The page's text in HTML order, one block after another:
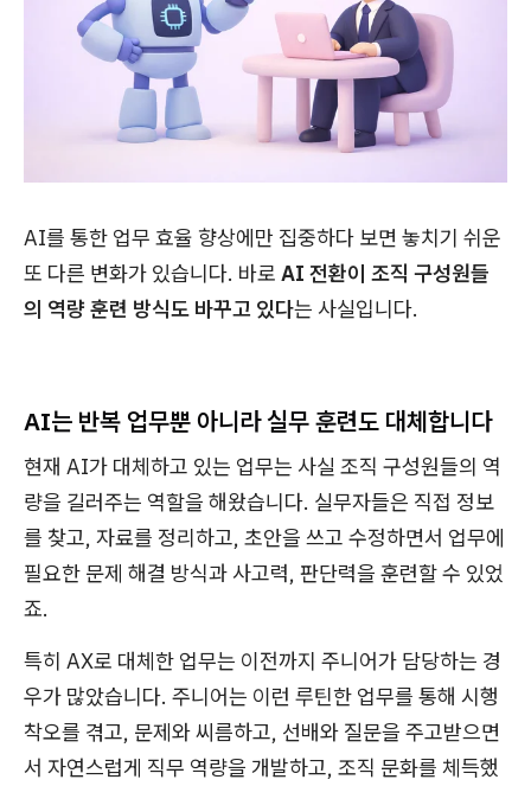
AI를 통한 업무 효율 향상에만 집중하다 보면 놓치기 쉬운
또 다른 변화가 있습니다. 바로 AI 전환이 조직 구성원들
의 역량 훈련 방식도 바꾸고 있다는 사실입니다.
AI는 반복 업무뿐 아니라 실무 훈련도 대체합니다
현재 AI가 대체하고 있는 업무는 사실 조직 구성원들의 역
량을 길러주는 역할을 해왔습니다. 실무자들은 직접 정보
를 찾고, 자료를 정리하고, 초안을 쓰고 수정하면서 업무에
필요한 문제 해결 방식과 사고력, 판단력을 훈련할 수 있었
죠.
특히 AX로 대체한 업무는 이전까지 주니어가 담당하는 경
우가 많았습니다. 주니어는 이런 루틴한 업무를 통해 시행
착오를 겪고, 문제와 씨름하고, 선배와 질문을 주고받으면
서 자연스럽게 직무 역량을 개발하고, 조직 문화를 체득했